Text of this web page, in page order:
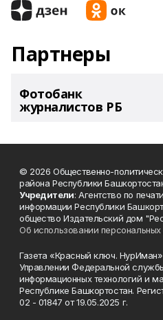
Партнеры
Фотобанк
журналистов РБ
© 2026 Общественно-
района Республики
Учредители: Агентство по
информации Республики
общество Издательский дом
Об использовании персональных
Газета «Красный ключ.
Управлении Федеральной
информационных технологий и
Республике Башкортостан.
02 - 01847 от 19.05.2025 г.